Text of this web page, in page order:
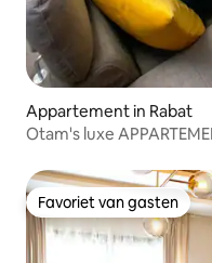
Appartement in Rabat
Otam's luxe
Favoriet van gasten
Favoriet van gasten